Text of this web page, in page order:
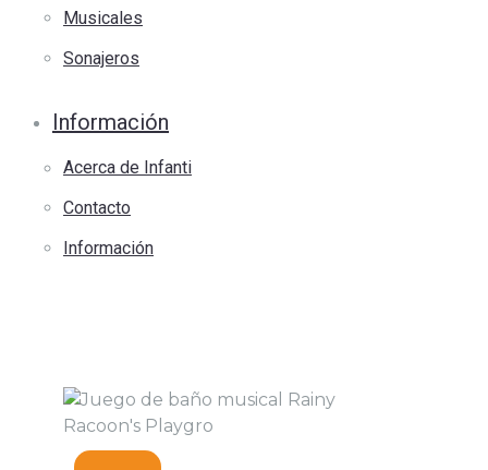
Musicales
Sonajeros
Información
Acerca de Infanti
Contacto
Información